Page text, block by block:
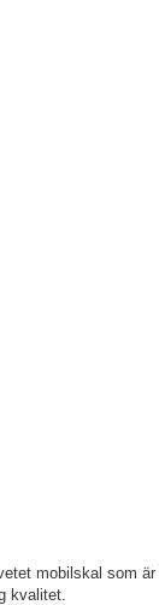
mobilskal som är
kvalitet.